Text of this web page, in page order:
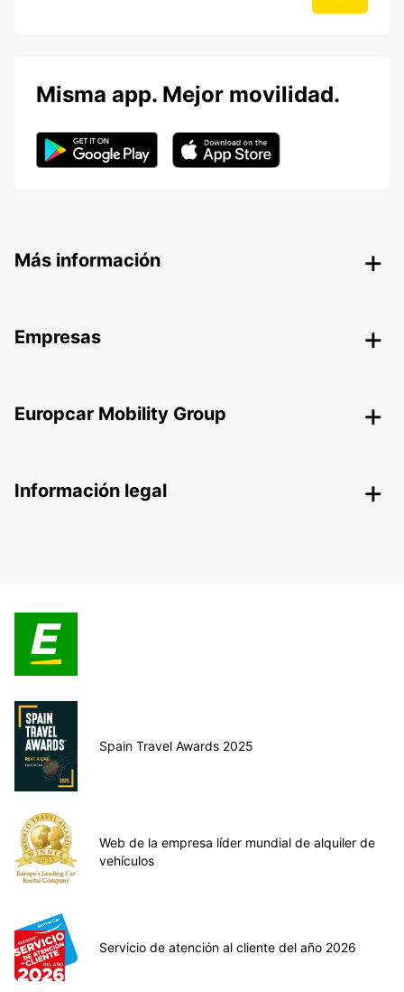
Misma app. Mejor movilidad.
Más información
Empresas
Europcar Mobility Group
Información legal
Spain Travel Awards 2025
Web de la empresa líder mundial de alquiler de
vehículos
Servicio de atención al cliente del año 2026